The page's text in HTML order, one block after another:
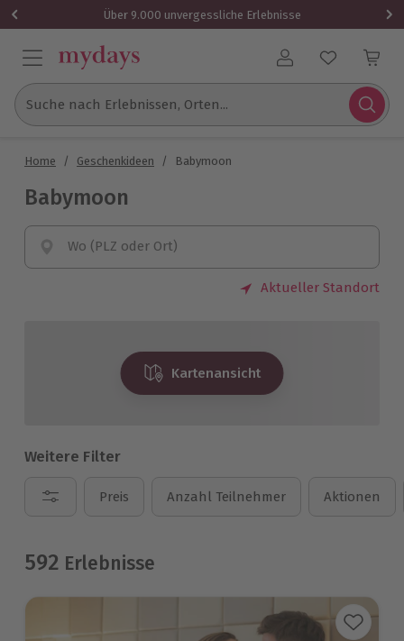
Über 9.000 unvergessliche Erlebnisse
Benutzerkonto
Suche nach Erlebnissen, Orten...
Home / Geschenkideen / Babymoon
Babymoon
Wo (PLZ oder Ort)
Aktueller Standort
Kartenansicht
Weitere Filter
Preis Anzahl Teilnehmer Aktionen
592 Erlebnisse